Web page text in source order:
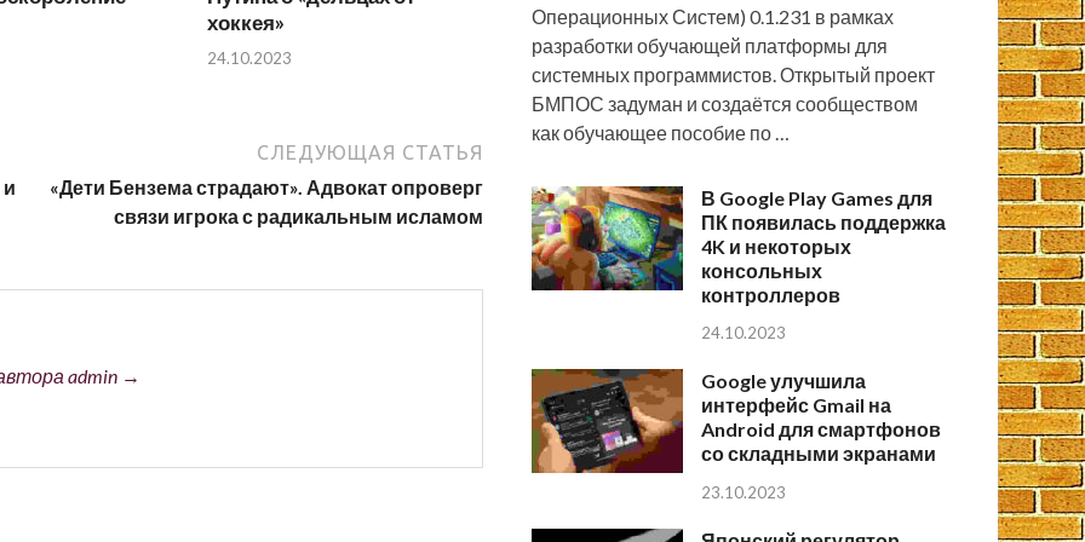
хоккея»
24.10.2023
СЛЕДУЮЩАЯ СТАТЬЯ
«Дети Бензема страдают». Адвокат опроверг
связи игрока с радикальным исламом
admin →
Операционных Систем) 0.1.231 в рамках
разработки обучающей платформы для
системных программистов. Открытый проект
БМПОС задуман и создаётся сообществом
как обучающее пособие по …
В Google Play Games для
ПК появилась поддержка
4K и некоторых
консольных
контроллеров
24.10.2023
Google улучшила
интерфейс Gmail на
Android для смартфонов
со складными экранами
23.10.2023